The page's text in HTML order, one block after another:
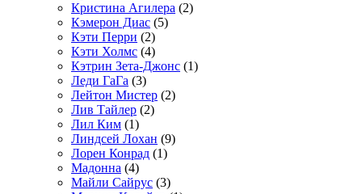
Кристина Агилера (2)
Кэмерон Диас (5)
Кэти Перри (2)
Кэти Холмс (4)
Кэтрин Зета-Джонс (1)
Леди ГаГа (3)
Лейтон Мистер (2)
Лив Тайлер (2)
Лил Ким (1)
Линдсей Лохан (9)
Лорен Конрад (1)
Мадонна (4)
Майли Сайрус (3)